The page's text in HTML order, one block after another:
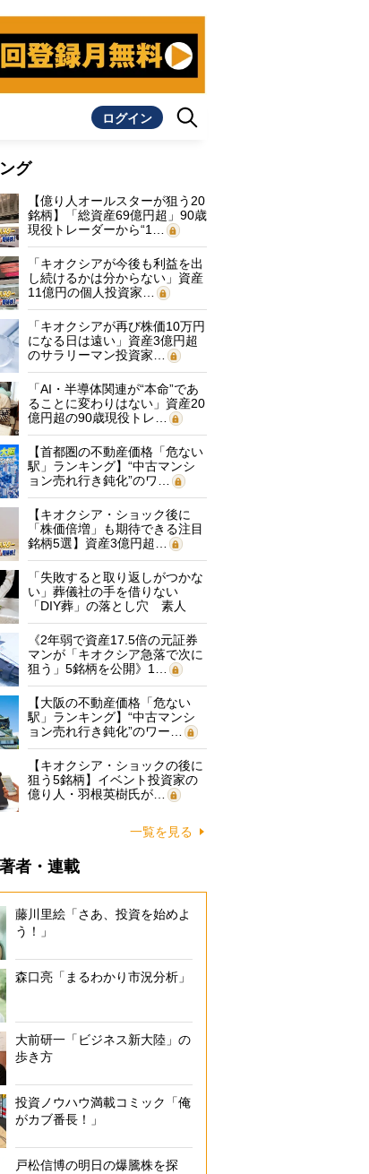
ログイン
グ
【億り人オールスターが狙う20
銘柄】「総資産69億円超」90歳
現役トレーダーから“1…
「キオクシアが今後も利益を出
し続けるかは分からない」資産
11億円の個人投資家…
「キオクシアが再び株価10万円
になる日は遠い」資産3億円超
のサラリーマン投資家…
「AI・半導体関連が“本命”であ
ることに変わりはない」資産20
億円超の90歳現役トレ…
【首都圏の不動産価格「危ない
駅」ランキング】“中古マンシ
ョン売れ行き鈍化”のワ…
【キオクシア・ショック後に
「株価倍増」も期待できる注目
銘柄5選】資産3億円超…
「失敗すると取り返しがつかな
い」葬儀社の手を借りない
「DIY葬」の落とし穴 素人
に…
《2年弱で資産17.5倍の元証券
マンが「キオクシア急落で次に
狙う」5銘柄を公開》1…
【大阪の不動産価格「危ない
駅」ランキング】“中古マンシ
ョン売れ行き鈍化”のワー…
【キオクシア・ショックの後に
狙う5銘柄】イベント投資家の
億り人・羽根英樹氏が…
一覧を見る
者・連載
藤川里絵「さあ、投資を始めよ
う！」
森口亮「まるわかり市況分析」
大前研一「ビジネス新大陸」の
歩き方
投資ノウハウ満載コミック「俺
がカブ番長！」
戸松信博の明日の爆騰株を探